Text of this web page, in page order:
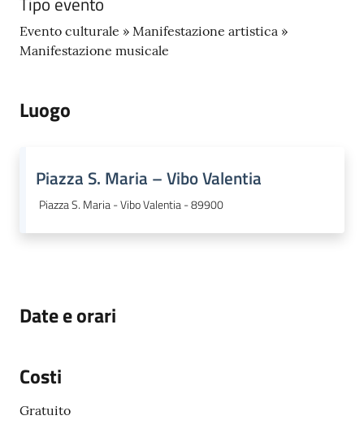
Seguici
su
Evento culturale » Manifestazione artistica »
Manifestazione musicale
Luogo
Piazza S. Maria – Vibo Valentia
Piazza S. Maria - Vibo Valentia - 89900
Date e orari
Costi
Gratuito